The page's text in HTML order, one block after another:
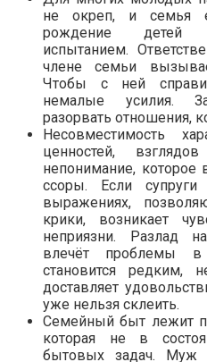
не окреп, и семья
рождение детей
испытанием.
члене семьи
Чтобы с ней
немалые усилия.
разорвать отношения,
Несовместимость
ценностей,
непонимание, которое
ссоры. Если
выражениях,
крики, возникает
неприязни. Разлад
влечёт проблемы
становится редким,
доставляет
уже нельзя склеить.
Семейный быт лежит
которая не в
бытовых задач. Муж